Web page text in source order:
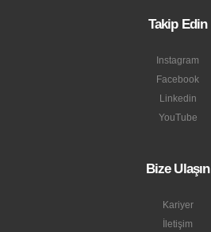
Takip Edin
Instagram
Facebook
Linkedin
YouTube
Bize Ulaşın
Kariyer
İletişim